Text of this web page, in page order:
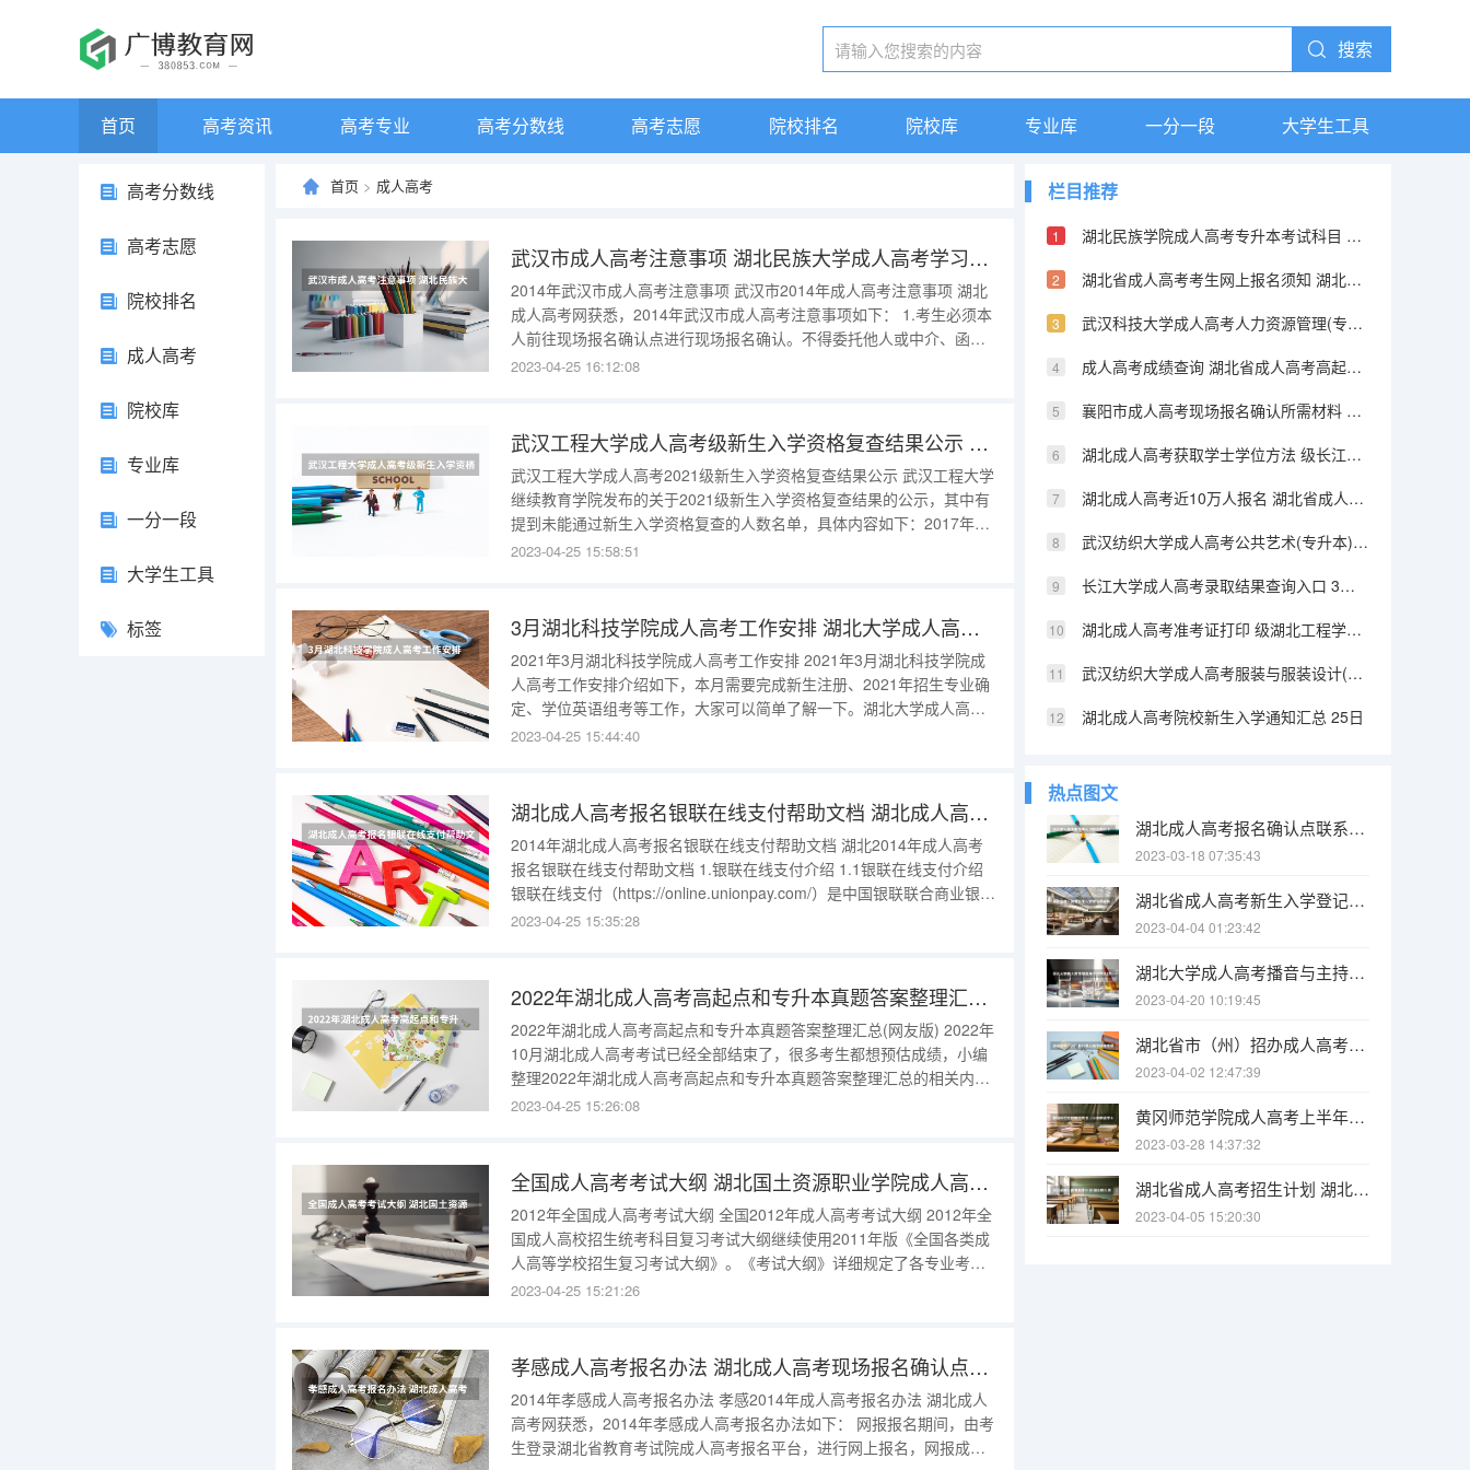
搜索
首页 高考资讯 高考专业 高考分数线 高考志愿 院校排名 院校库 专业库 一分一段 大学生工具
高考分数线
高考志愿
院校排名
成人高考
院校库
专业库
一分一段
大学生工具
标签
首页 > 成人高考
武汉市成人高考注意事项 湖北民族大学成人高考学习形式是怎样的
2014年武汉市成人高考注意事项 武汉市2014年成人高考注意事项 湖北
成人高考网获悉，2014年武汉市成人高考注意事项如下： 1.考生必须本
人前往现场报名确认点进行现场报名确认。不得委托他人或中介、函授
站、成人高校等进行现场报名确认。否则由此造成的后果由考生自行承
2023-04-25 16:12:08
武汉工程大学成人高考级新生入学资格复查结果公示 华中农业大学成人高考最新招生专业公布
武汉工程大学成人高考2021级新生入学资格复查结果公示 武汉工程大学
继续教育学院发布的关于2021级新生入学资格复查结果的公示，其中有
提到未能通过新生入学资格复查的人数名单，具体内容如下：2017年华
中农业大学成人高考最新招生专业公布 2017年华中农业大学成教最新招
2023-04-25 15:58:51
3月湖北科技学院成人高考工作安排 湖北大学成人高考环境设计(专升本)专业详解与报名
2021年3月湖北科技学院成人高考工作安排 2021年3月湖北科技学院成
人高考工作安排介绍如下，本月需要完成新生注册、2021年招生专业确
定、学位英语组考等工作，大家可以简单了解一下。湖北大学成人高考
环境设计(专升本)专业详解与报名 环境设计是成人高考中热门的报考专
2023-04-25 15:44:40
湖北成人高考报名银联在线支付帮助文档 湖北成人高考免考类型
2014年湖北成人高考报名银联在线支付帮助文档 湖北2014年成人高考
报名银联在线支付帮助文档 1.银联在线支付介绍 1.1银联在线支付介绍
银联在线支付（https://online.unionpay.com/）是中国银联联合商业银行
共同推出的集成化、综合性、开放性网上支付平台，涵盖银联卡支付
2023-04-25 15:35:28
2022年湖北成人高考高起点和专升本真题答案整理汇总(网友版) 湖北成人高考考生须知
2022年湖北成人高考高起点和专升本真题答案整理汇总(网友版) 2022年
10月湖北成人高考考试已经全部结束了，很多考生都想预估成绩，小编
整理2022年湖北成人高考高起点和专升本真题答案整理汇总的相关内
容，希望能帮助大家。 2019年湖北成人高考考生须知 2019年湖北成人
2023-04-25 15:26:08
全国成人高考考试大纲 湖北国土资源职业学院成人高考违纪处理
2012年全国成人高考考试大纲 全国2012年成人高考考试大纲 2012年全
国成人高校招生统考科目复习考试大纲继续使用2011年版《全国各类成
人高等学校招生复习考试大纲》。《考试大纲》详细规定了各专业考试
科目的要求、考试范围、考试题型、分值分布、试卷难易比例等内容，
2023-04-25 15:21:26
孝感成人高考报名办法 湖北成人高考现场报名确认点设置情况汇总表
2014年孝感成人高考报名办法 孝感2014年成人高考报名办法 湖北成人
高考网获悉，2014年孝感成人高考报名办法如下： 网报报名期间，由考
生登录湖北省教育考试院成人高考报名平台，进行网上报名，网报成功
栏目推荐
湖北民族学院成人高考专升本考试科目 荆楚理工学院成人高考最新招生专业公布
湖北省成人高考考生网上报名须知 湖北大学成人高考最新招生专业公布
武汉科技大学成人高考人力资源管理(专升本)专业详解与报名 湖北经济学院成人高考最新招生专业公布
成人高考成绩查询 湖北省成人高考高起本征集志愿院校和计划
襄阳市成人高考现场报名确认所需材料 湖北成人高考专升本《政治》考试大纲
湖北成人高考获取学士学位方法 级长江大学成人高考新生入学资格审查及学籍注册通知
湖北成人高考近10万人报名 湖北省成人高考高起本征集志愿院校和计划
武汉纺织大学成人高考公共艺术(专升本)专业详解与报名 湖北成人高考补录时间
长江大学成人高考录取结果查询入口 3月湖北科技学院成人高考工作安排
湖北成人高考准考证打印 级湖北工程学院成人高考录取名单
武汉纺织大学成人高考服装与服装设计(高起本)专业详解与报名 武汉商学院成人高考最新招生专业公布
湖北成人高考院校新生入学通知汇总 25日
热点图文
湖北成人高考报名确认点联系电话 8月26日－9月1日
2023-03-18 07:35:43
湖北省成人高考新生入学登记表模板 湖北成人高考考生特征证件审核表（下载）
2023-04-04 01:23:42
湖北大学成人高考播音与主持艺术(专升本)专业详解与报名 长江大学成人高考最新专科本科招生专业
2023-04-20 10:19:45
湖北省市（州）招办成人高考征集志愿工作地点和联系电话 湖北省成人高校招生征集志愿表
2023-04-02 12:47:39
黄冈师范学院成人高考上半年申请学士学位证书的通知 长江大学级成人高考新生入学报到通知
2023-03-28 14:37:32
湖北省成人高考招生计划 湖北成人高考报名点地址一览表
2023-04-05 15:20:30